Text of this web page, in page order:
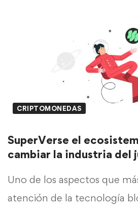
CRIPTOMONEDAS
SuperVerse el
cambiar la industria del
Uno de los aspectos que
atención de la tecnología